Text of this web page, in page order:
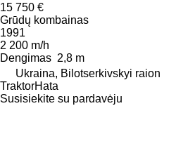
15 750 €
Grūdų kombainas
1991
2 200 m/h
Dengimas 2,8 m
Ukraina, Bilotserkivskyi raion
TraktorHata
Susisiekite su pardavėju